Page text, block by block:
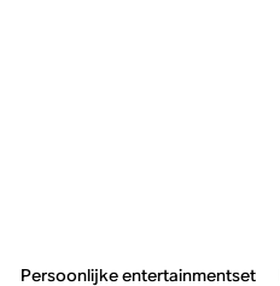
Persoonlijke entertainmentset